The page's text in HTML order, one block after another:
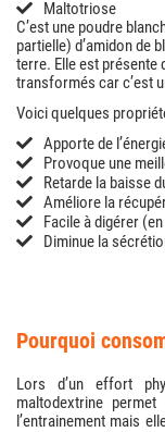
Maltotriose
C’est une poudre
partielle) d’amidon de
terre. Elle est présente
transformés car c’est
Voici quelques
Apporte de
Provoque une
Retarde la baisse
Améliore la
Facile à digérer
Diminue la
pourquoi
Lors d’un effort
maltodextrine
l’entrainement mais